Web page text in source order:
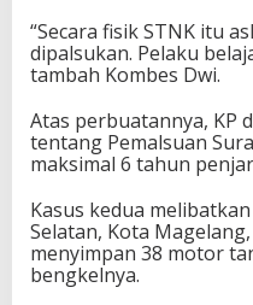
“Secara fisik STNK itu
dipalsukan. Pelaku
tambah Kombes Dwi.
Atas perbuatannya, KP
tentang Pemalsuan
maksimal 6 tahun
Kasus kedua
Selatan, Kota
menyimpan 38 motor
bengkelnya.